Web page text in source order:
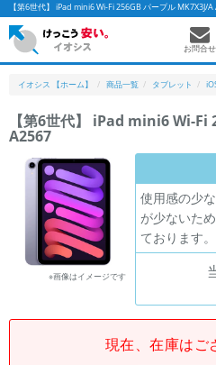
【第6世代】 iPad mini6 Wi-Fi 256GB パープル
お問合せ
イオシス 【ホーム】 商品一覧 タブレット
【第6世代】 iPad mini6 Wi-
A2567
※画像はイメージです
使用感の少
が少ないた
ております。
現在、在庫はご
フリーワード
除外ワード
人気の検索ワード：Let's note
「スマートフォン」「タブレット」など